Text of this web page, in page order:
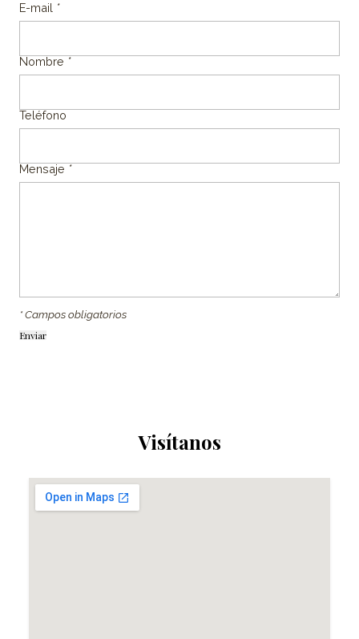
E-mail *
Nombre *
Teléfono
Mensaje *
* Campos obligatorios
Visítanos